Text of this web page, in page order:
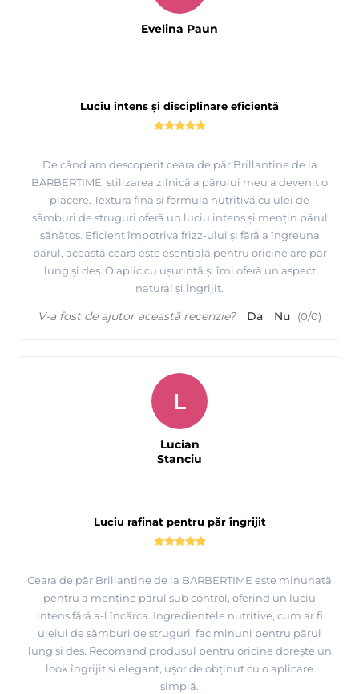
Luciu intens și disciplinare eficientă
De când am descoperit ceara de păr Brillantine de la
BARBERTIME, stilizarea zilnică a părului meu a devenit o
plăcere. Textura fină și formula nutritivă cu ulei de
sâmburi de struguri oferă un luciu intens și mențin părul
sănătos. Eficient împotriva frizz-ului și fără a îngreuna
părul, această ceară este esențială pentru oricine are păr
lung și des. O aplic cu ușurință și îmi oferă un aspect
natural și îngrijit.
Evelina Paun
V-a fost de ajutor această recenzie? Da Nu (0/0)
Luciu rafinat pentru păr îngrijit
Ceara de păr Brillantine de la BARBERTIME este minunată
pentru a menține părul sub control, oferind un luciu
intens fără a-l încărca. Ingredientele nutritive, cum ar fi
uleiul de sâmburi de struguri, fac minuni pentru părul
lung și des. Recomand produsul pentru oricine dorește un
look îngrijit și elegant, ușor de obținut cu o aplicare
simplă.
L
Lucian
Stanciu